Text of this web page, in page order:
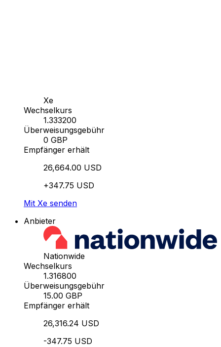
Xe
Wechselkurs
1.333200
Überweisungsgebühr
0 GBP
Empfänger erhält
26,664.00 USD
+347.75 USD
Mit Xe senden
Anbieter
Nationwide
Wechselkurs
1.316800
Überweisungsgebühr
15.00 GBP
Empfänger erhält
26,316.24 USD
-347.75 USD